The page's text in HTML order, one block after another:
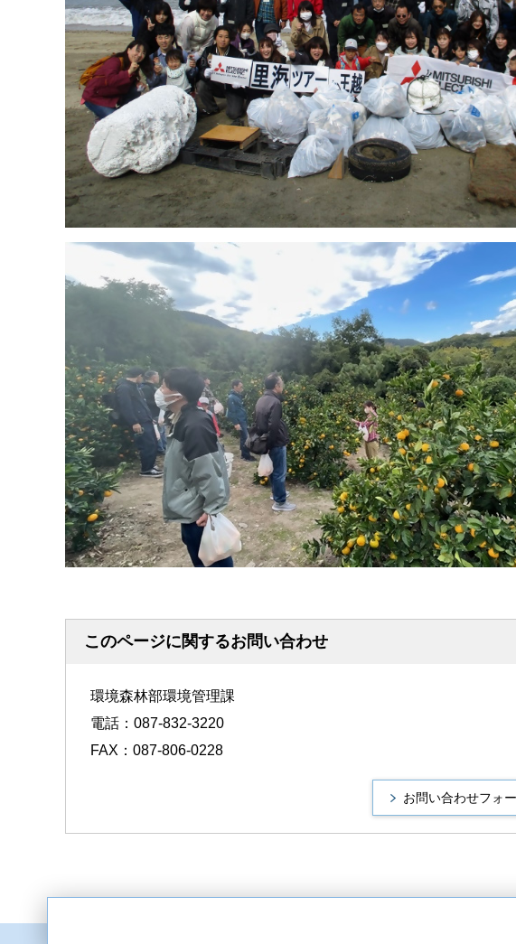
このページに関するお問い合わせ
環境森林部環境管理課
電話：087-832-3220
FAX：087-806-0228